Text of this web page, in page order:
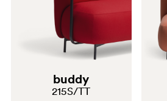
buddy
215S/TT